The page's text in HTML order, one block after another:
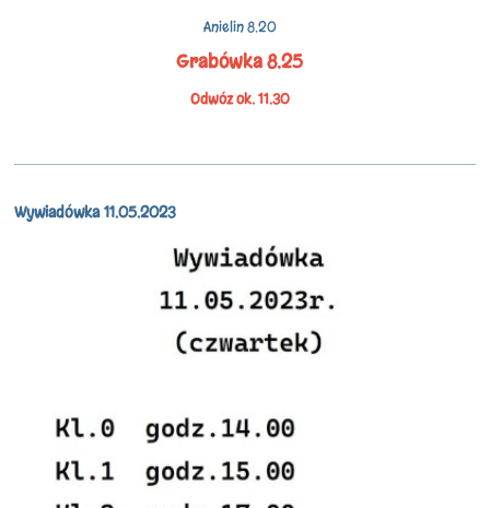
Anielin 8.20
Grabówka 8.25
Odwóz ok. 11.30
Wywiadówka 11.05.2023